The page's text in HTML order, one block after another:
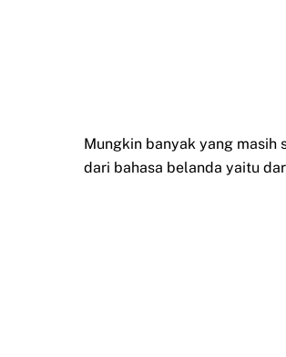
Mungkin banyak yang masih
dari bahasa belanda yaitu